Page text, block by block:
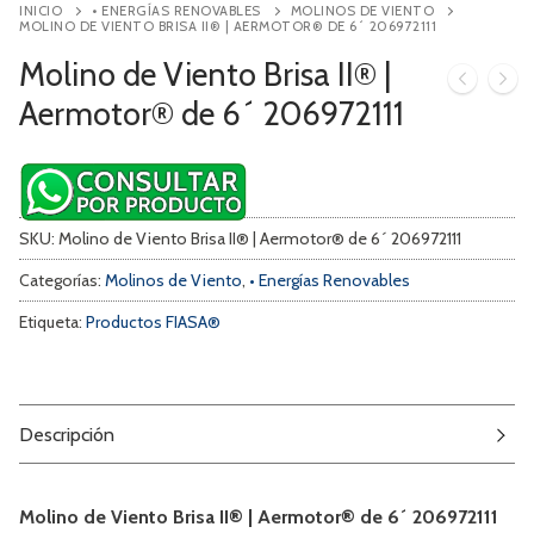
INICIO • ENERGÍAS RENOVABLES
MOLINOS DE VIENTO
MOLINO DE VIENTO BRISA II® | AERMOTOR® DE 6´ 206972111
Molino de Viento Brisa II® |
Aermotor® de 6´ 206972111
SKU: Molino de Viento Brisa II® | Aermotor® de 6´ 206972111
Categorías: Molinos de Viento, • Energías Renovables
Etiqueta: Productos FIASA®
Descripción
Molino de Viento Brisa II® | Aermotor® de 6´ 206972111